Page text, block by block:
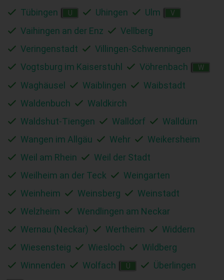
Tübingen
U Uhingen Ulm V
Vaihingen an der Enz
Vellberg
Veringenstadt
Villingen-Schwenningen
Vogtsburg im Kaiserstuhl
Vöhrenbach W
Waghäusel Waiblingen
Waibstadt
Waldenbuch
Waldkirch
Waldshut-Tiengen
Walldorf
Walldürn
Wangen im Allgäu
Wehr
Weikersheim
Weil am Rhein
Weil der Stadt
Weilheim an der Teck
Weingarten
Weinheim
Weinsberg
Weinstadt
Welzheim
Wendlingen am Neckar
Wernau (Neckar)
Wertheim
Widdern
Wiesensteig
Wiesloch
Wildberg
Winnenden
Wolfach Ü
Überlingen